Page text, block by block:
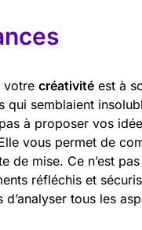
votre créativité est à
qui semblaient
à proposer vos
vous permet de
de mise. Ce n’est
réfléchis et
tous les